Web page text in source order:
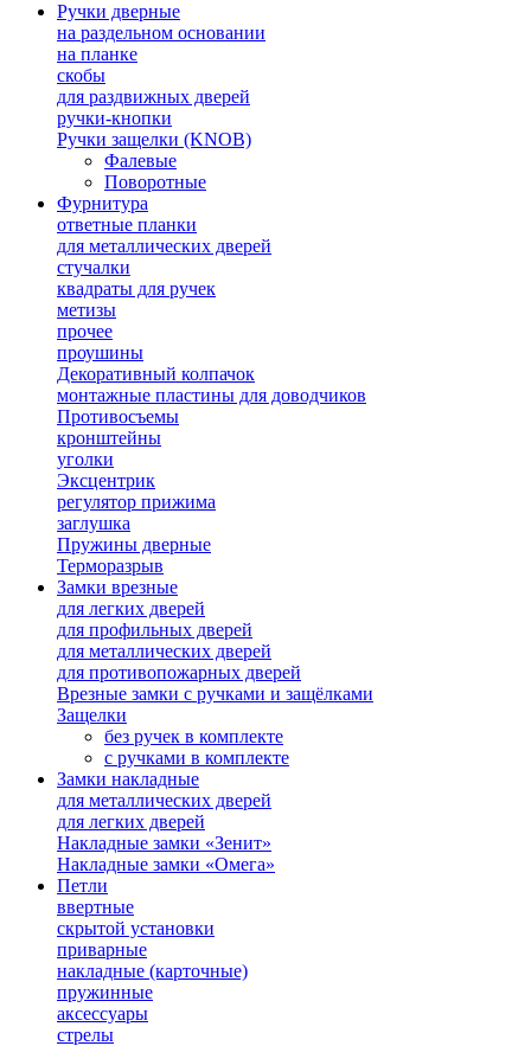
Ручки дверные
на раздельном основании
на планке
скобы
для раздвижных дверей
ручки-кнопки
Ручки защелки (KNOB)
Фалевые
Поворотные
Фурнитура
ответные планки
для металлических дверей
стучалки
квадраты для ручек
метизы
прочее
проушины
Декоративный колпачок
монтажные пластины для доводчиков
Противосъемы
кронштейны
уголки
Эксцентрик
регулятор прижима
заглушка
Пружины дверные
Терморазрыв
Замки врезные
для легких дверей
для профильных дверей
для металлических дверей
для противопожарных дверей
Врезные замки с ручками и защёлками
Защелки
без ручек в комплекте
с ручками в комплекте
Замки накладные
для металлических дверей
для легких дверей
Накладные замки «Зенит»
Накладные замки «Омега»
Петли
ввертные
скрытой установки
приварные
накладные (карточные)
пружинные
аксессуары
стрелы